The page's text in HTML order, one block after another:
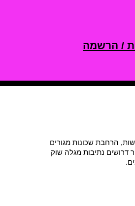
/ הרשמה
הרחבת שכונות מגורים
דרושים נתיבות מגלה שוק